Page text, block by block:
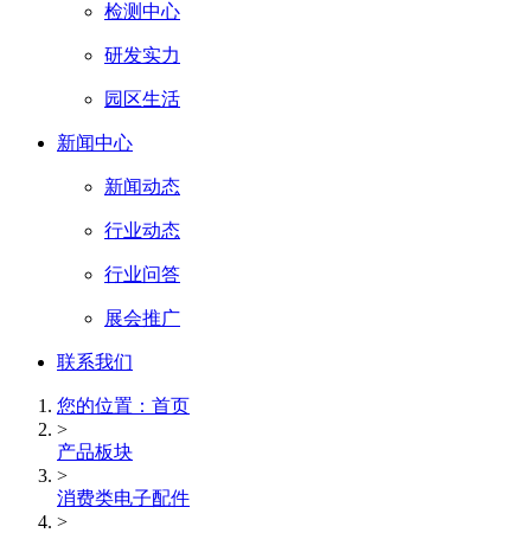
检测中心
研发实力
园区生活
新闻中心
新闻动态
行业动态
行业问答
展会推广
联系我们
您的位置：首页
>
产品板块
>
消费类电子配件
>